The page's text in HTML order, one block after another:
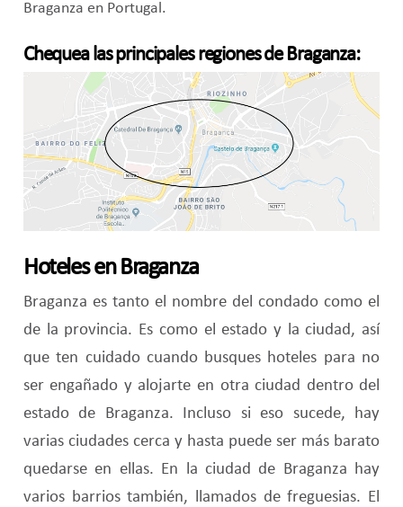
Braganza en Portugal.
Chequea las principales regiones de Braganza:
Hoteles en Braganza
Braganza es tanto el nombre del condado como el
de la provincia. Es como el estado y la ciudad, así
que ten cuidado cuando busques hoteles para no
ser engañado y alojarte en otra ciudad dentro del
estado de Braganza. Incluso si eso sucede, hay
varias ciudades cerca y hasta puede ser más barato
quedarse en ellas. En la ciudad de Braganza hay
varios barrios también, llamados de freguesias. El